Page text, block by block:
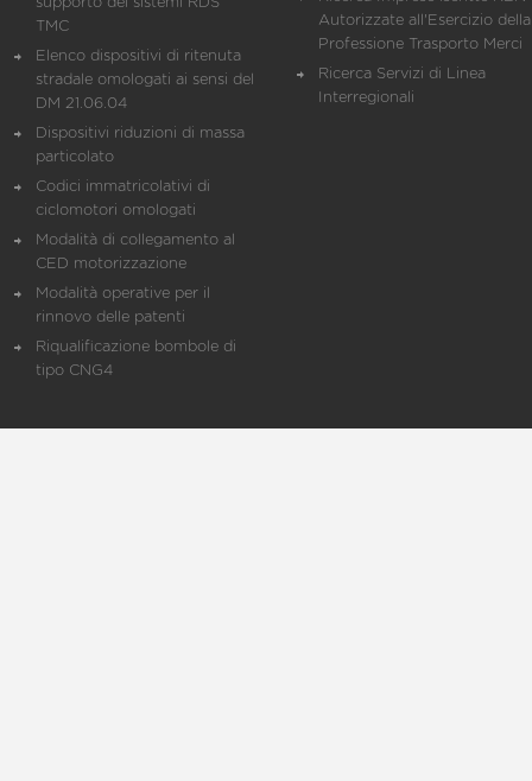
TMC
Elenco dispositivi di ritenuta
stradale omologati ai sensi del
DM 21.06.04
Dispositivi riduzioni di massa
particolato
Codici immatricolativi di
ciclomotori omologati
Modalità di collegamento al
CED motorizzazione
Modalità operative per il
rinnovo delle patenti
Riqualificazione bombole di
tipo CNG4
Autorizzate all'Esercizio della
Professione Trasporto Merci
Ricerca Servizi di Linea
Interregionali